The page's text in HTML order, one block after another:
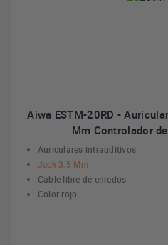
Aiwa ESTM-20RD -
Mm Controlador
Auriculares intrauditivos
Jack 3.5 Mm
Cable libre de enredos
Color rojo